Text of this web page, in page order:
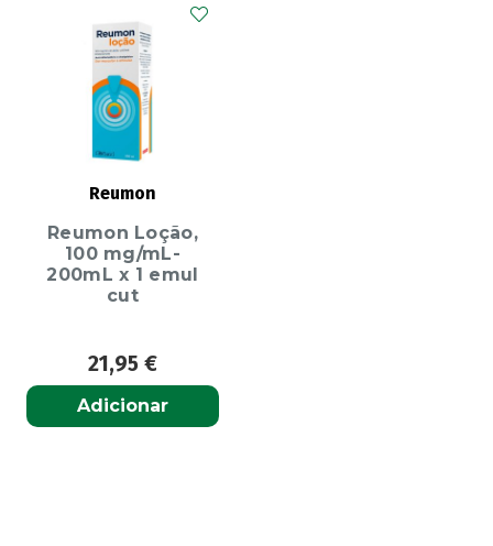
Reumon
Reumon Loção,
100 mg/mL-
200mL x 1 emul
cut
21,95 €
Adicionar